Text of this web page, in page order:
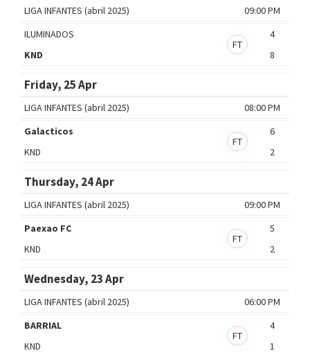
09:00 PM
LIGA INFANTES (abril 2025)
ILUMINADOS
4
FT
KND
8
Friday, 25 Apr
08:00 PM
LIGA INFANTES (abril 2025)
Galacticos
6
FT
KND
2
Thursday, 24 Apr
09:00 PM
LIGA INFANTES (abril 2025)
Paexao FC
5
FT
KND
2
Wednesday, 23 Apr
06:00 PM
LIGA INFANTES (abril 2025)
BARRIAL
4
FT
KND
1